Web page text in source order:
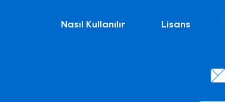
Nasıl Kullanılır Lisans